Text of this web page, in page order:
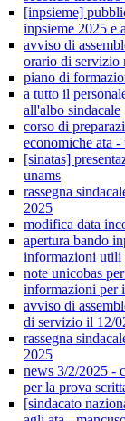
[inpsieme]
inpsieme 2025 e
avviso di
orario di servizio
piano di
a tutto il
all'albo sindacale
corso di
economiche ata
[sinatas]
unams
rassegna
2025
modifica data
apertura bando
informazioni utili
note unicobas
informazioni per
avviso di
di servizio il 12/
rassegna
2025
news 3/2/2025 -
per la prova
[sindacato